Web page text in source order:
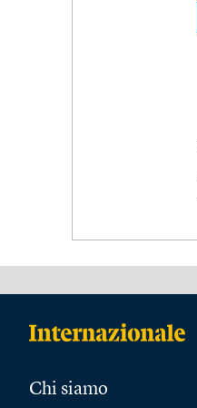
Chi siamo